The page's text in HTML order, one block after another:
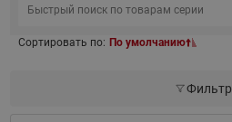
Сортировать по: По умолчанию
Фильтр